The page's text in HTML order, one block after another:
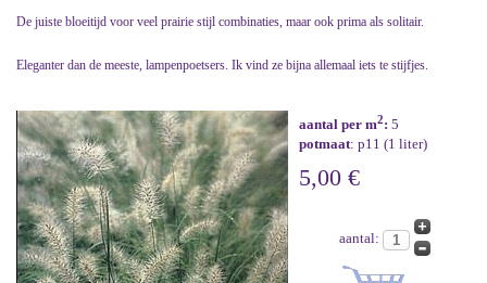
De juiste bloeitijd voor veel prairie stijl combinaties, maar ook prima als solitair.
Eleganter dan de meeste, lampenpoetsers. Ik vind ze bijna allemaal iets te stijfjes.
aantal per m2: 5
potmaat: p11 (1 liter)
5,00 €
aantal: